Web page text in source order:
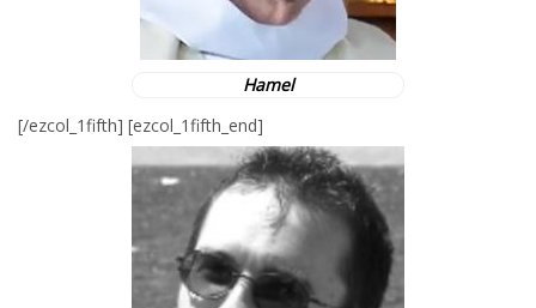
Hamel
[/ezcol_1fifth] [ezcol_1fifth_end]